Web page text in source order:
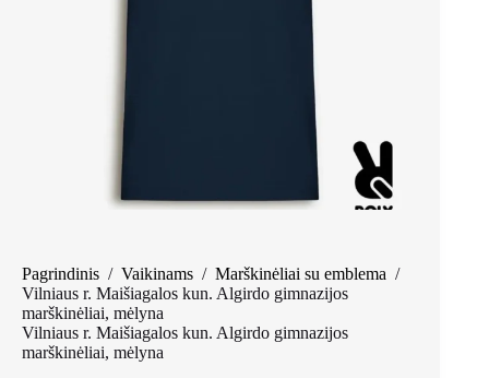
Pagrindinis / Vaikinams / Marškinėliai su emblema /
Vilniaus r. Maišiagalos kun. Algirdo gimnazijos
marškinėliai, mėlyna
Vilniaus r. Maišiagalos kun. Algirdo gimnazijos
marškinėliai, mėlyna